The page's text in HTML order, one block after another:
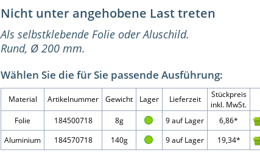
Nicht unter angehobene Last treten
Als selbstklebende Folie oder Aluschild.
Rund, Ø 200 mm.
Wählen Sie die für Sie passende Ausführung:
Material Artikelnummer Gewicht Lager Lieferzeit
Stückpreis
inkl. MwSt.
Folie
184500718 8g 9 auf Lager
6,86*
Aluminium
184570718 140g 9 auf Lager 19,34*